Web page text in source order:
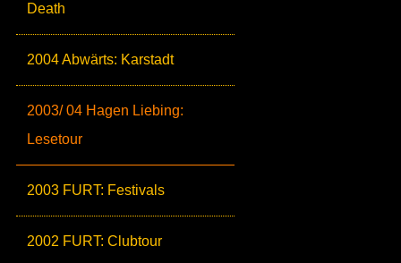
Death
2004 Abwärts: Karstadt
2003/ 04 Hagen Liebing:
Lesetour
2003 FURT: Festivals
2002 FURT: Clubtour